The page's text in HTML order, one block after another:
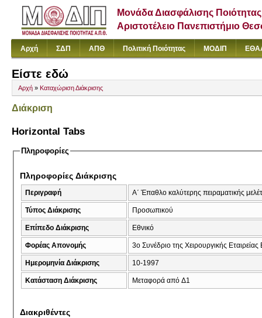
Μονάδα Διασφάλισης Ποιότητας
Αριστοτέλειο Πανεπιστήμιο
Αρχή ΣΔΠ ΑΠΘ Πολιτική Ποιότητας ΜΟΔΙΠ
Είστε εδώ
Αρχή » Καταχώριση Διάκρισης
Διάκριση
Horizontal Tabs
Πληροφορίες
Πληροφορίες Διάκρισης
Περιγραφή Α΄ Έπαθλο καλύτερης πειραματικής
Τύπος Διάκρισης Προσωπικού
Επίπεδο Διάκρισης Εθνικό
Φορέας Απονομής 3ο Συνέδριο της Χειρουργικής
Ημερομηνία Διάκρισης 10-1997
Κατάσταση Διάκρισης Μεταφορά από Δ1
Διακριθέντες